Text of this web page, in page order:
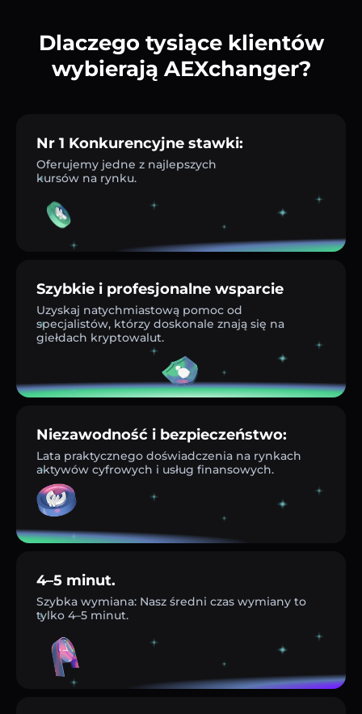
Dlaczego tysiące klientów
wybierają AEXchanger?
Nr 1 Konkurencyjne stawki:
Oferujemy jedne z najlepszych
kursów na rynku.
Szybkie i profesjonalne wsparcie
Uzyskaj natychmiastową pomoc od
specjalistów, którzy doskonale znają się na
giełdach kryptowalut.
Niezawodność i bezpieczeństwo:
Lata praktycznego doświadczenia na rynkach
aktywów cyfrowych i usług finansowych.
4–5 minut.
Szybka wymiana: Nasz średni czas wymiany to
tylko 4–5 minut.